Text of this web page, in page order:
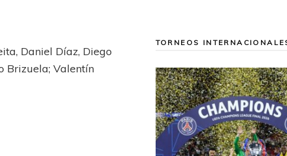
Daniel Díaz, Diego
Brizuela; Valentín
TORNEOS